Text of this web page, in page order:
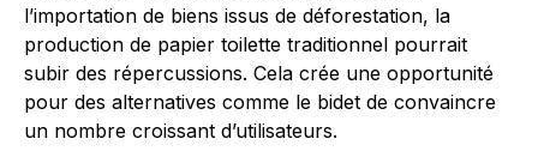
l’importation de biens issus de déforestation, la
production de papier toilette traditionnel pourrait
subir des répercussions. Cela crée une opportunité
pour des alternatives comme le bidet de convaincre
un nombre croissant d’utilisateurs.